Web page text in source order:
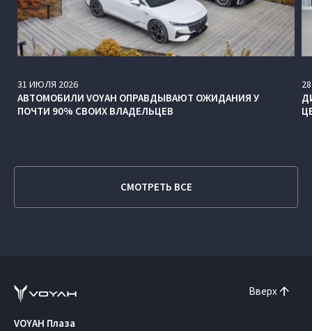
31 ИЮЛЯ 2026
АВТОМОБИЛИ VOYAH ОПРАВДЫВАЮТ ОЖИДАНИЯ У
ПОЧТИ 90% СВОИХ ВЛАДЕЛЬЦЕВ
28
СМОТРЕТЬ ВСЕ
Вверх
VOYAH Плаза